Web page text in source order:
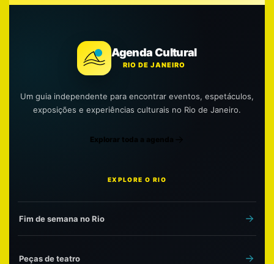
Agenda Cultural
RIO DE JANEIRO
Um guia independente para encontrar eventos, espetáculos,
exposições e experiências culturais no Rio de Janeiro.
Explorar toda a agenda
EXPLORE O RIO
Fim de semana no Rio
Peças de teatro